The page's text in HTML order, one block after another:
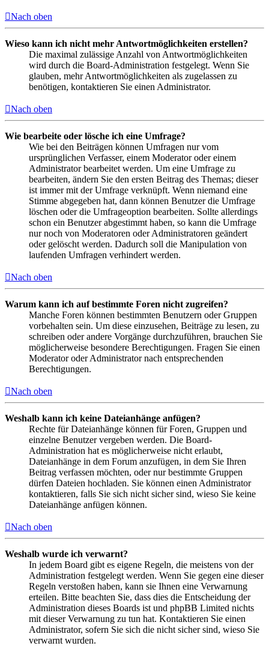
Nach oben
Wieso kann ich nicht mehr Antwortmöglichkeiten erstellen?
Die maximal zulässige Anzahl von Antwortmöglichkeiten
wird durch die Board-Administration festgelegt. Wenn Sie
glauben, mehr Antwortmöglichkeiten als zugelassen zu
benötigen, kontaktieren Sie einen Administrator.
Nach oben
Wie bearbeite oder lösche ich eine Umfrage?
Wie bei den Beiträgen können Umfragen nur vom
ursprünglichen Verfasser, einem Moderator oder einem
Administrator bearbeitet werden. Um eine Umfrage zu
bearbeiten, ändern Sie den ersten Beitrag des Themas; dieser
ist immer mit der Umfrage verknüpft. Wenn niemand eine
Stimme abgegeben hat, dann können Benutzer die Umfrage
löschen oder die Umfrageoption bearbeiten. Sollte allerdings
schon ein Benutzer abgestimmt haben, so kann die Umfrage
nur noch von Moderatoren oder Administratoren geändert
oder gelöscht werden. Dadurch soll die Manipulation von
laufenden Umfragen verhindert werden.
Nach oben
Warum kann ich auf bestimmte Foren nicht zugreifen?
Manche Foren können bestimmten Benutzern oder Gruppen
vorbehalten sein. Um diese einzusehen, Beiträge zu lesen, zu
schreiben oder andere Vorgänge durchzuführen, brauchen Sie
möglicherweise besondere Berechtigungen. Fragen Sie einen
Moderator oder Administrator nach entsprechenden
Berechtigungen.
Nach oben
Weshalb kann ich keine Dateianhänge anfügen?
Rechte für Dateianhänge können für Foren, Gruppen und
einzelne Benutzer vergeben werden. Die Board-
Administration hat es möglicherweise nicht erlaubt,
Dateianhänge in dem Forum anzufügen, in dem Sie Ihren
Beitrag verfassen möchten, oder nur bestimmte Gruppen
dürfen Dateien hochladen. Sie können einen Administrator
kontaktieren, falls Sie sich nicht sicher sind, wieso Sie keine
Dateianhänge anfügen können.
Nach oben
Weshalb wurde ich verwarnt?
In jedem Board gibt es eigene Regeln, die meistens von der
Administration festgelegt werden. Wenn Sie gegen eine dieser
Regeln verstoßen haben, kann sie Ihnen eine Verwarnung
erteilen. Bitte beachten Sie, dass dies die Entscheidung der
Administration dieses Boards ist und phpBB Limited nichts
mit dieser Verwarnung zu tun hat. Kontaktieren Sie einen
Administrator, sofern Sie sich die nicht sicher sind, wieso Sie
verwarnt wurden.